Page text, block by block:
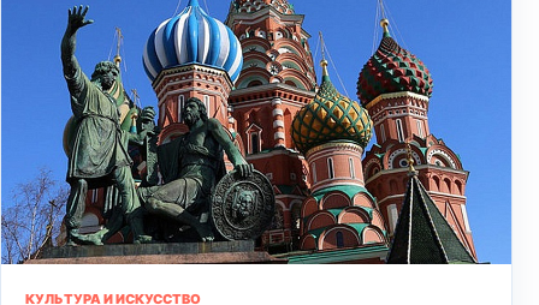
КУЛЬТУРА И ИСКУССТВО